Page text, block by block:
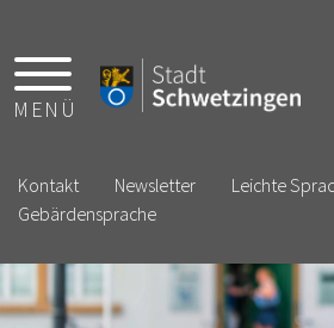
MENÜ
Kontakt Newsletter
Leichte
Gebärdensprache